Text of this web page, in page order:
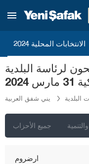
الانتخابات المحلية 2024
لرئاسة البلدية
يني شفق العربية البلدية
جميع الأحزاب
شانكيري
جوروم
دينيزلي
دياربكر
دوزجا
أدرنة
إيرزينجان
أرضروم